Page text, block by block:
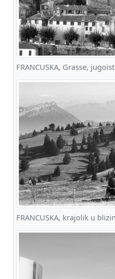
FRANCUSKA, Grasse,
FRANCUSKA, krajolik u